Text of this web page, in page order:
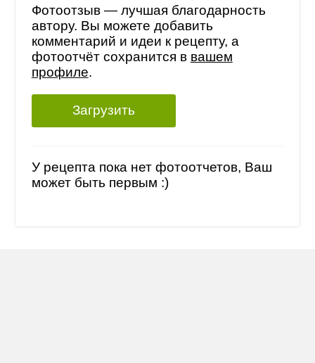
Фотоотзыв — лучшая благодарность
автору. Вы можете добавить
комментарий и идеи к рецепту, а
фотоотчёт сохранится в вашем
профиле.
Загрузить
У рецепта пока нет фотоотчетов, Ваш
может быть первым :)